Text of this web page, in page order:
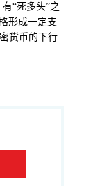
“死多头”之
形成一定支
货币的下行